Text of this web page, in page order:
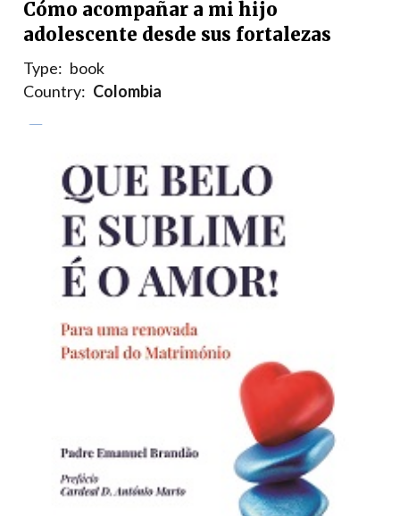
Cómo acompañar a mi hijo
adolescente desde sus fortalezas
Type: book
Country: Colombia